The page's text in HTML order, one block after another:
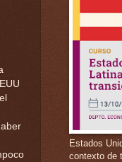
Estados
contexto de